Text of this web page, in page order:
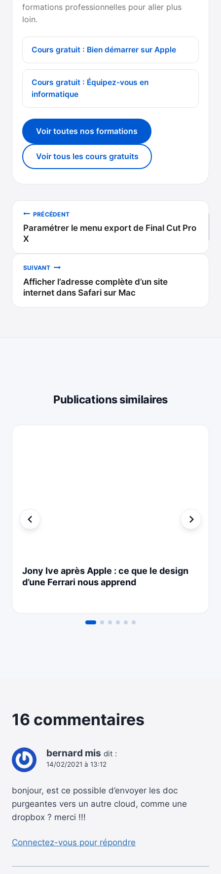
formations professionnelles pour aller plus
loin.
Cours gratuit : Bien démarrer sur Apple
Cours gratuit : Équipez-vous en
informatique
Voir toutes nos formations
Voir tous les cours gratuits
Navigation
de
l’article
PRÉCÉDENT
Paramétrer le menu export de Final Cut Pro
X
SUIVANT
Afficher l’adresse complète d’un site
internet dans Safari sur Mac
Publications similaires
Jony Ive après Apple : ce que le design
d’une Ferrari nous apprend
16 commentaires
bernard mis dit :
14/02/2021 à 13:12
bonjour, est ce possible d’envoyer les doc
purgeantes vers un autre cloud, comme une
dropbox ? merci !!!
Connectez-vous pour répondre